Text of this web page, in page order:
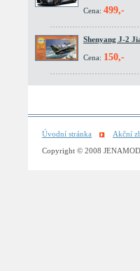
Cena: 499,-
Shenyang J-2
Cena: 150,-
Úvodní stránka Akční
Copyright © 2008